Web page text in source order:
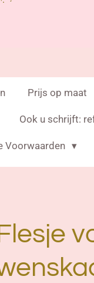
Prijs op maat
Ook u schrijft:
Voorwaarden